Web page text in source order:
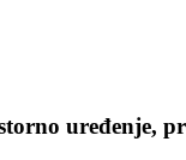
uređenje,